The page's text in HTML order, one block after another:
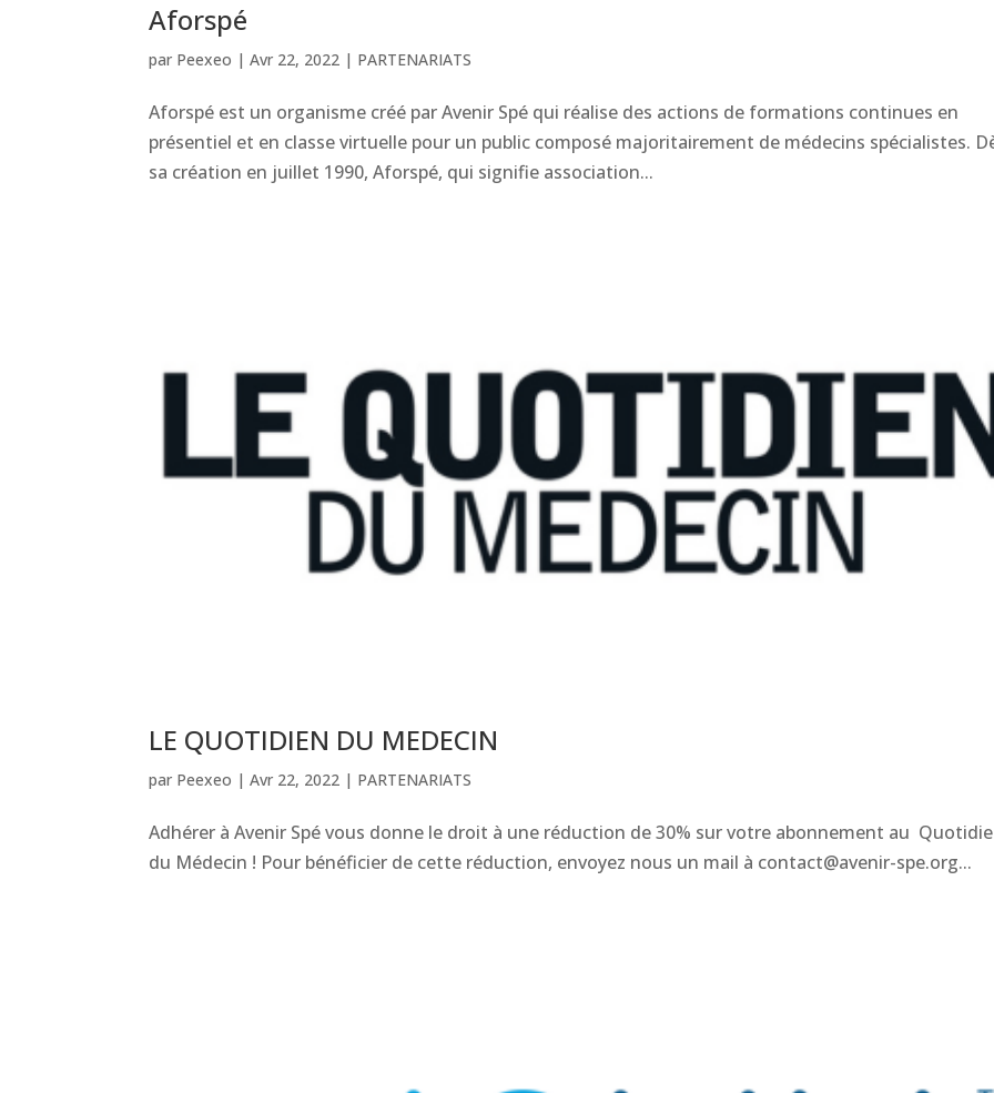
Aforspé
par Peexeo |Avr 22, 2022 | PARTENARIATS
Aforspé est un organisme créé par Avenir Spé qui réalise des actions de formations continues en
présentiel et en classe virtuelle pour un public composé majoritairement de médecins spécialistes.
sa création en juillet 1990, Aforspé, qui signifie association...
LE QUOTIDIEN DU MEDECIN
par Peexeo |Avr 22, 2022 | PARTENARIATS
Adhérer à Avenir Spé vous donne le droit à une réduction de 30% sur votre abonnement au
du Médecin ! Pour bénéficier de cette réduction, envoyez nous un mail à contact@avenir-spe.org...